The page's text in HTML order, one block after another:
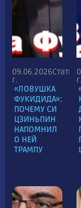
09.06.2026
г.
Статья
«ЛОВУШКА
ФУКИДИДА»:
ПОЧЕМУ СИ
ЦЗИНЬПИН
НАПОМНИЛ
О НЕЙ
ТРАМПУ
г.